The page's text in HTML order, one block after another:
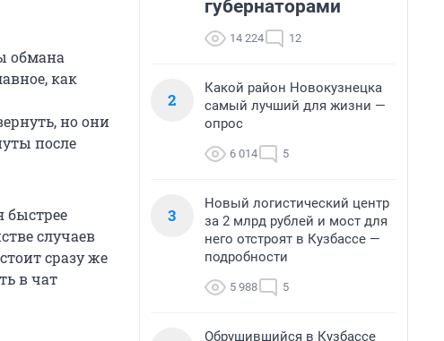
обмана
как
но они
после
быстрее
случаев
сразу же
в чат
губернаторами
14 224 12
2
Какой район Новокузнецка
самый лучший для жизни —
опрос
6 014 5
3
Новый логистический центр
за 2 млрд рублей и мост для
него отстроят в Кузбассе —
подробности
5 988 5
Обрушившийся в Кузбассе